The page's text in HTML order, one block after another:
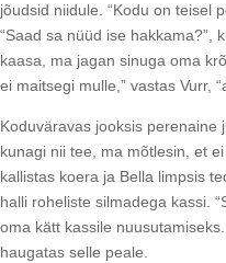
jõudsid niidule. “Kodu on teisel
“Saad sa nüüd ise hakkama?”,
kaasa, ma jagan sinuga oma
ei maitsegi mulle,” vastas Vurr,
Koduväravas jooksis perenaine
kunagi nii tee, ma mõtlesin, et
kallistas koera ja Bella limpsis
halli roheliste silmadega kassi.
oma kätt kassile
haugatas selle peale.